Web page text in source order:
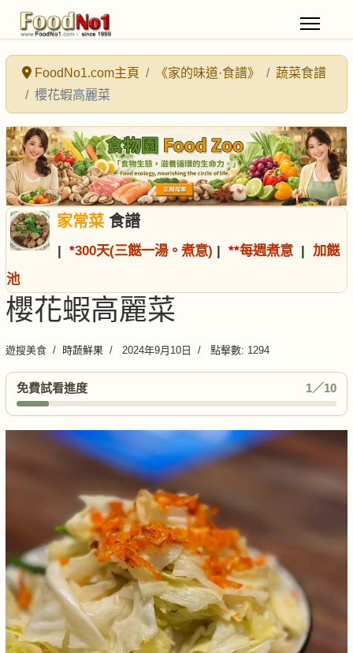
FoodNo1.com主頁 《家的味道·食譜》
蔬菜食譜
櫻花蝦高麗菜
家常菜食譜
| *300天(三餸一湯。煮意) | **每週煮意 | 加餸
池
櫻花蝦高麗菜
遊搜美食 時蔬鮮果 2024年9月10日 點擊數: 1294
免費試看進度 1／10